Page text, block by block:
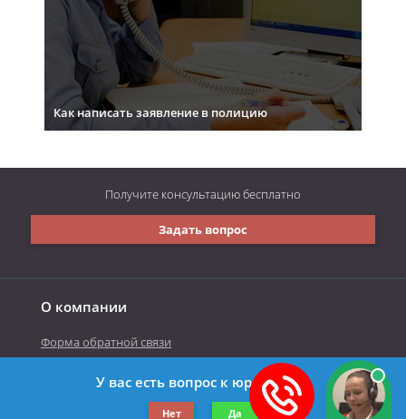
Как написать заявление в полицию
О компании
Форма обратной связи
©2019-2026 Все права защищены.
Задать вопрос
Получите консультациюбесплатно
У вас есть вопрос к юристу?
Нет Да